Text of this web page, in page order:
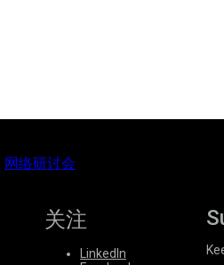
网络研讨会
关注
LinkedIn